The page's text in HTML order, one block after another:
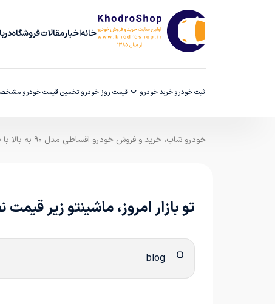
خانهاخبارمقالاتفروشگاه
ثبت خودروخرید خودرو قیمت روز خودرو تخمین قیمت خودرو
خودرو شاپ، خرید و فروش خودرو اقساطی مدل ۹۰ به بالا با ضمانت کارشناسی
تو بازار امروز، ماشینتو زیر